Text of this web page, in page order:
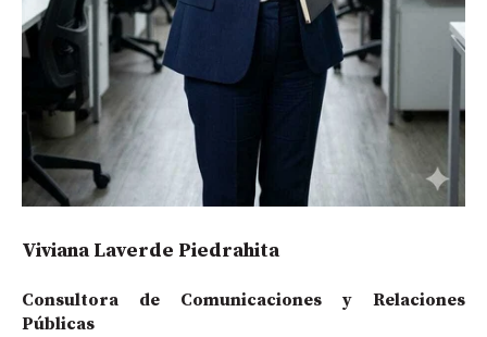
Viviana Laverde Piedrahita
Consultora de Comunicaciones y Relaciones
Públicas